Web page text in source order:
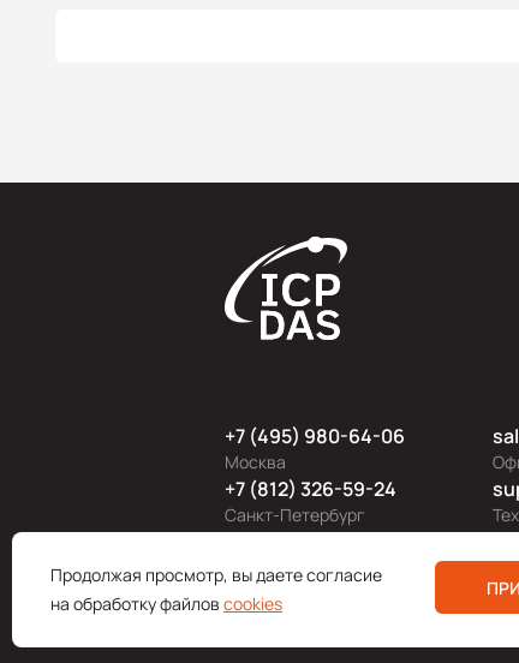
Москва
+7 (495) 980-64-06
Санкт-Петербург
+7 (812) 326-59-24
Продолжая просмотр, вы даете согласие
на обработку файлов cookies